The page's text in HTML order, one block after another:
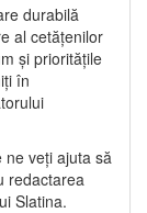
durabilă
al cetățenilor
și prioritățile
în
veți ajuta să
redactarea
Slatina.